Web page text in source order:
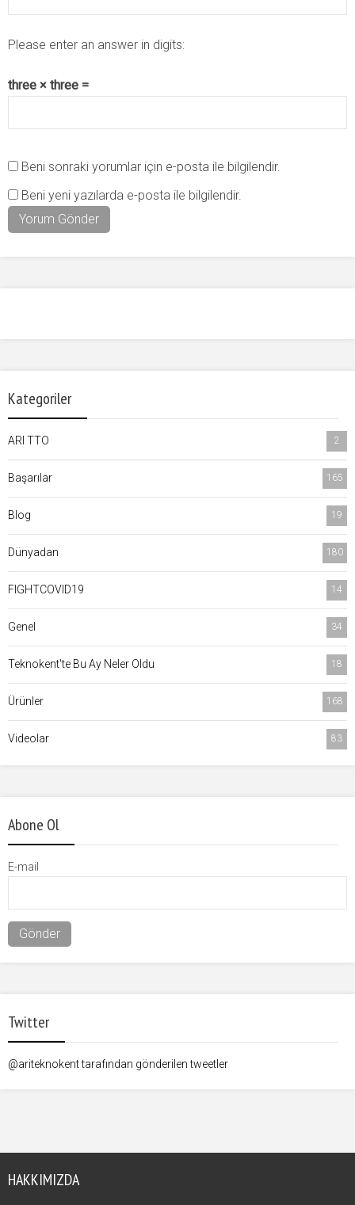
Please enter an answer in digits:
three × three =
Beni sonraki yorumlar için e-posta ile bilgilendir.
Beni yeni yazılarda e-posta ile bilgilendir.
Kategoriler
ARI TTO 2
Başarılar 165
Blog 19
Dünyadan 180
FIGHTCOVID19 14
Genel 34
Teknokent'te Bu Ay Neler Oldu 18
Ürünler 168
Videolar 83
Abone Ol
E-mail
Twitter
@ariteknokent tarafından gönderilen tweetler
HAKKIMIZDA